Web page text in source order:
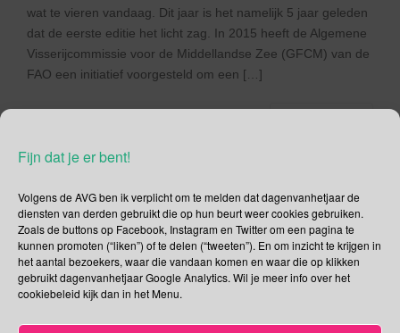
Fijn dat je er bent!
Volgens de AVG ben ik verplicht om te melden dat dagenvanhetjaar de
diensten van derden gebruikt die op hun beurt weer cookies gebruiken.
Zoals de buttons op Facebook, Instagram en Twitter om een pagina te
kunnen promoten (“liken”) of te delen (“tweeten”). En om inzicht te krijgen in
het aantal bezoekers, waar die vandaan komen en waar die op klikken
gebruikt dagenvanhetjaar Google Analytics. Wil je meer info over het
cookiebeleid kijk dan in het Menu.
wat te vieren vandaag. Dit jaar is het namelijk 5 jaar geleden
dat de eerste editie het licht zag. In 2015 heeft de Algemene
Visserijcommissie voor de Middellandse Zee (GFCM) van de
FAO een initiatief voorgesteld om een […]
Social Media
Je kunt me volgen op